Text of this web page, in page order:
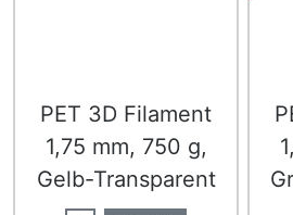
PET 3D Filament
1,75 mm, 750 g,
Gelb-Transparent